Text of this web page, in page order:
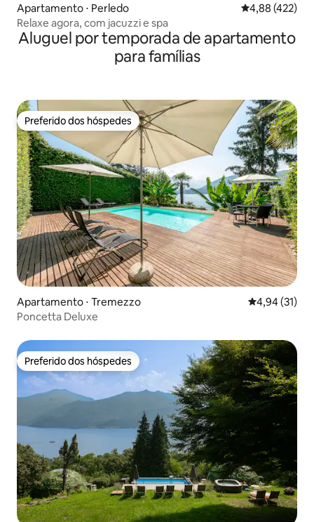
Apartamento ⋅ Perledo 4,88 de uma
4,88 (422)
Relaxe agora, com jacuzzi e spa
Aluguel por temporada de apartamento
para famílias
Preferido dos hóspedes
Preferido dos hóspedes
Apartamento ⋅ Tremezzo 4,94 de uma
4,94 (31)
Poncetta Deluxe
Preferido dos hóspedes
Preferido dos hóspedes